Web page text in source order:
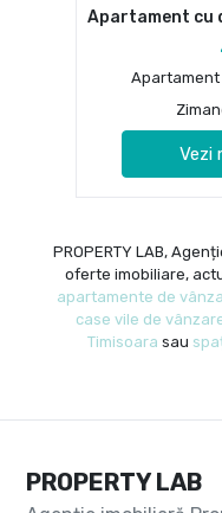
Apartament cu
Apartament
Vezi
PROPERTY LAB,
oferte imobiliare,
apartamente de
case vile de
Timisoara sau
PROPERTY LAB